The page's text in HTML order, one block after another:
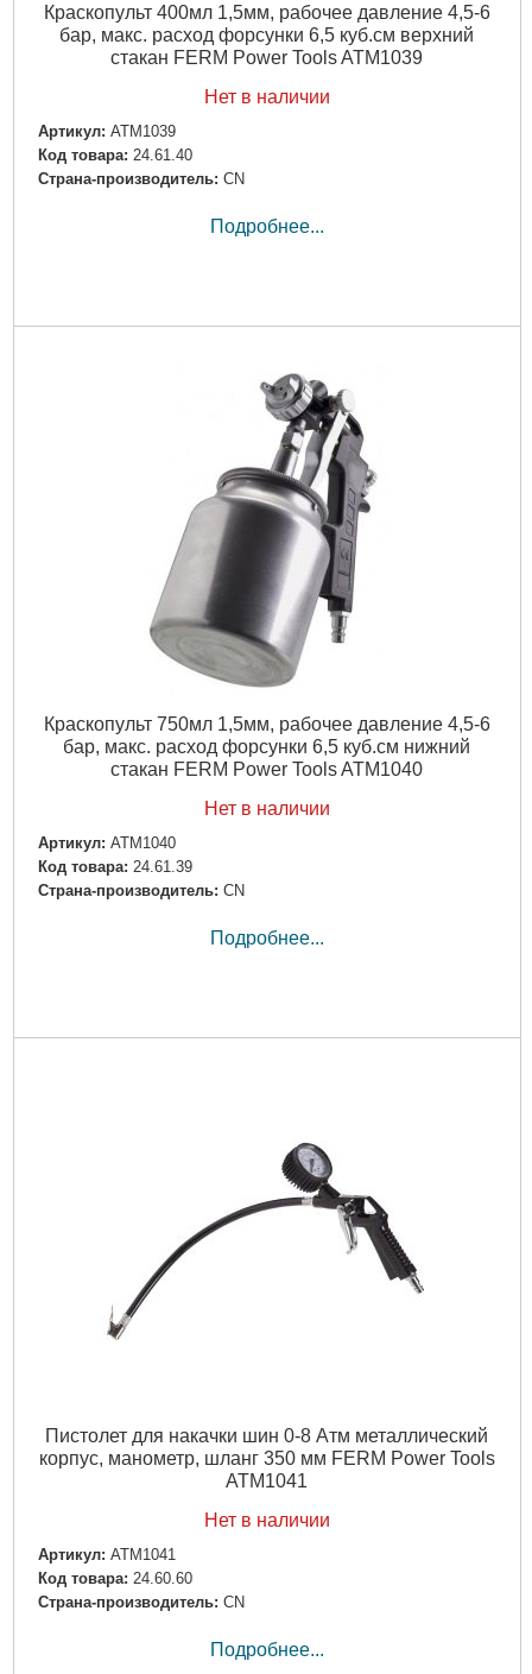
Краскопульт 400мл 1,5мм, рабочее давление 4,5-6
бар, макс. расход форсунки 6,5 куб.см верхний
стакан FERM Power Tools ATM1039
Нет в наличии
Артикул: ATM1039
Код товара: 24.61.40
Страна-производитель: CN
Подробнее...
Краскопульт 750мл 1,5мм, рабочее давление 4,5-6
бар, макс. расход форсунки 6,5 куб.см нижний
стакан FERM Power Tools ATM1040
Нет в наличии
Артикул: ATM1040
Код товара: 24.61.39
Страна-производитель: CN
Подробнее...
Пистолет для накачки шин 0-8 Атм металлический
корпус, манометр, шланг 350 мм FERM Power Tools
ATM1041
Нет в наличии
Артикул: ATM1041
Код товара: 24.60.60
Страна-производитель: CN
Подробнее...